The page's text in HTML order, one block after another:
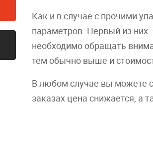
Как и в случае с прочими
параметров. Первый из
необходимо обращать
тем обычно выше и
В любом случае вы можете
заказах цена снижается, а